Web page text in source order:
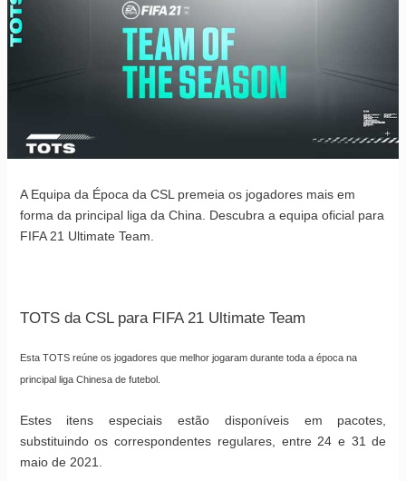
A Equipa da Época da CSL premeia os jogadores mais em
forma da principal liga da China. Descubra a equipa oficial para
FIFA 21 Ultimate Team.
TOTS da CSL para FIFA 21 Ultimate Team
Esta TOTS reúne os jogadores que melhor jogaram durante toda a época na
principal liga Chinesa de futebol.
Estes itens especiais estão disponíveis em pacotes,
substituindo os correspondentes regulares, entre 24 e 31 de
maio de 2021.